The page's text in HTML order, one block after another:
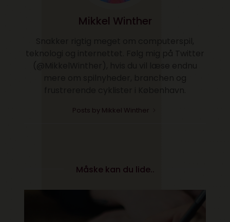
Mikkel Winther
Posts by Mikkel Winther
Måske kan du lide..